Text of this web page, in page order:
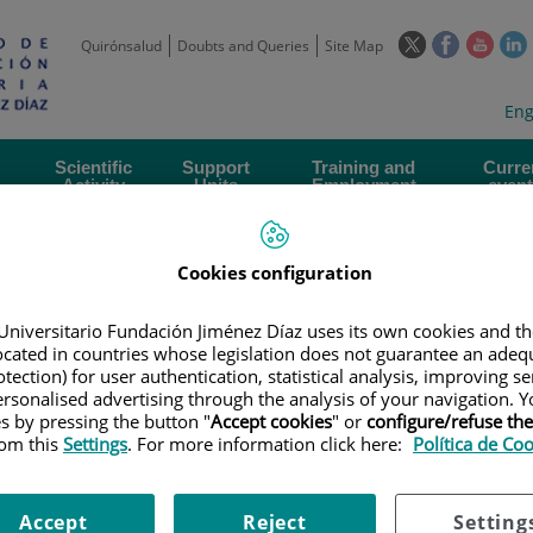
Quirónsalud Doubts and Queries Site Map
This
in
pop-
This
in
pop-
This
open
in
a
pop-
Scientific
Activity
Support
Units
Training and
Employment
TRAINING PLAN |DIVULGACIÓN CIENTIFICA | ¿QUÉ ES LA
| ¿Qué es la
Cookies configuration
Fundación Jiménez Díaz uses its own cookies and
in countries whose legislation does not guarantee an
for user authentication, statistical analysis, improving
advertising through the analysis of your navigation.
by pressing the button "Accept cookies" or configure/refuse
thisSettings. For more information click here: Política de
Reject
Accept